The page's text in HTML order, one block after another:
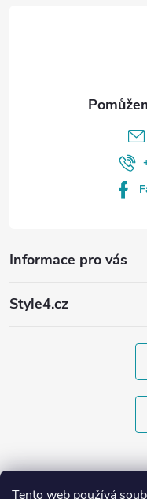
Tento web používá
Informace pro vás
Style4.cz